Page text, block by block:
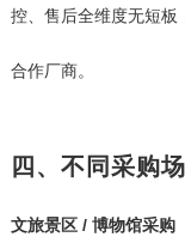
控、售后全维度无短板
合作厂商。
四、不同采购
文旅景区 / 博物馆采购